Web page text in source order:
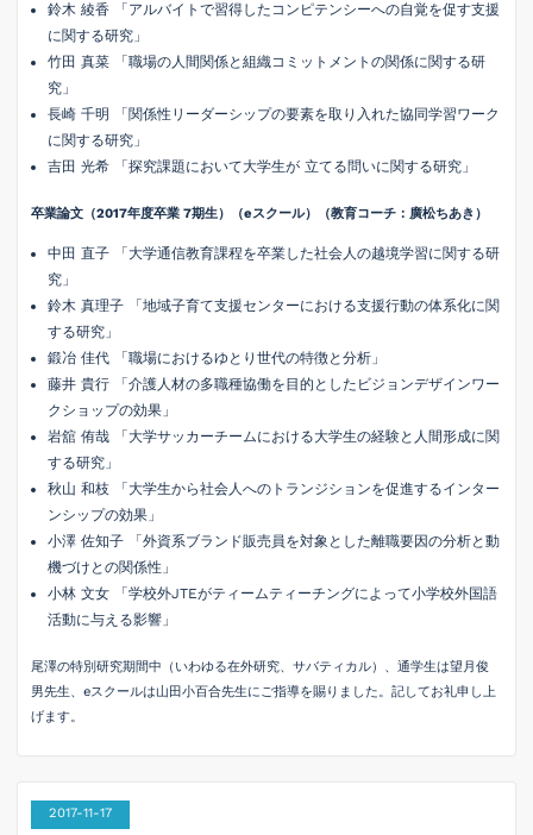
鈴木 綾香 「アルバイトで習得したコンピテンシーへの自覚を促す支援
に関する研究」
竹田 真菜 「職場の人間関係と組織コミットメントの関係に関する研
究」
長崎 千明 「関係性リーダーシップの要素を取り入れた協同学習ワーク
に関する研究」
吉田 光希 「探究課題において大学生が 立てる問いに関する研究」
卒業論文（2017年度卒業 7期生）（eスクール）（教育コーチ：廣松ちあき）
中田 直子 「大学通信教育課程を卒業した社会人の越境学習に関する研
究」
鈴木 真理子 「地域子育て支援センターにおける支援行動の体系化に関
する研究」
鍛冶 佳代 「職場におけるゆとり世代の特徴と分析」
藤井 貴行 「介護人材の多職種協働を目的としたビジョンデザインワー
クショップの効果」
岩舘 侑哉 「大学サッカーチームにおける大学生の経験と人間形成に関
する研究」
秋山 和枝 「大学生から社会人へのトランジションを促進するインター
ンシップの効果」
小澤 佐知子 「外資系ブランド販売員を対象とした離職要因の分析と動
機づけとの関係性」
小林 文女 「学校外JTEがティームティーチングによって小学校外国語
活動に与える影響」
尾澤の特別研究期間中（いわゆる在外研究、サバティカル）、通学生は望月俊
男先生、eスクールは山田小百合先生にご指導を賜りました。記してお礼申し上
げます。
2017-11-17